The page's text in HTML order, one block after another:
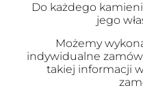
Do każdego
jego
Możemy
indywidualne
takiej informacji w